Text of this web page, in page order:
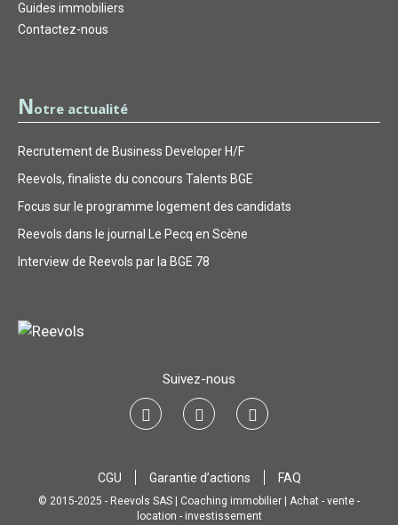
Guides immobiliers
Contactez-nous
Notre actualité
Recrutement de Business Developer H/F
Reevols, finaliste du concours Talents BGE
Focus sur le programme logement des candidats
Reevols dans le journal Le Pecq en Scène
Interview de Reevols par la BGE 78
Suivez-nous
CGU Garantie d’actions FAQ
© 2015-2025 - Reevols SAS | Coaching immobilier | Achat - vente -
location - investissement